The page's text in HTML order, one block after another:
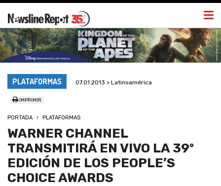
PLATAFORMAS 07.01.2013 > Latinoamérica
IMPRIMIR
PORTADA PLATAFORMAS
WARNER CHANNEL
TRANSMITIRÁ EN VIVO LA 39º
EDICIÓN DE LOS PEOPLE’S
CHOICE AWARDS